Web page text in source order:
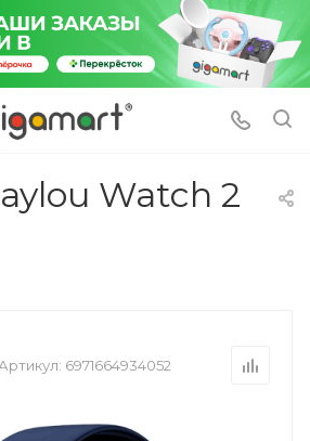
Watch 2
Артикул: 6971664934052